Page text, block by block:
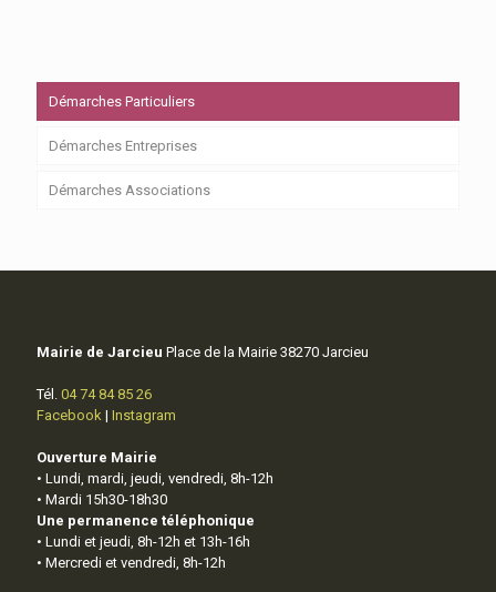
Démarches Particuliers
Démarches Entreprises
Démarches Associations
Mairie de Jarcieu Place de la Mairie 38270 Jarcieu
Tél. 04 74 84 85 26
Facebook | Instagram
Ouverture Mairie
• Lundi, mardi, jeudi, vendredi, 8h-12h
• Mardi 15h30-18h30
Une permanence téléphonique
• Lundi et jeudi, 8h-12h et 13h-16h
• Mercredi et vendredi, 8h-12h